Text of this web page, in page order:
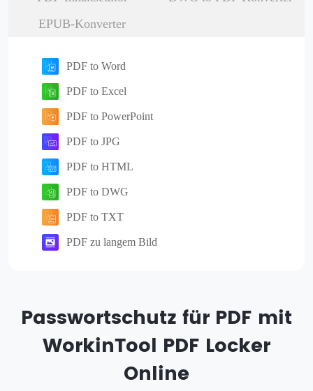
EPUB-Konverter
PDF to Word
PDF to Excel
PDF to PowerPoint
PDF to JPG
PDF to HTML
PDF to DWG
PDF to TXT
PDF zu langem Bild
Passwortschutz für PDF mit
WorkinTool PDF Locker
Online